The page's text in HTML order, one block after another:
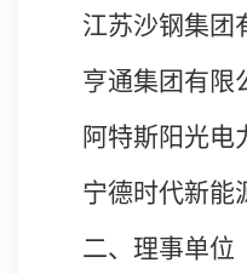
江苏沙钢集团
亨通集团有限
阿特斯阳光电
宁德时代新能
二、理事单位